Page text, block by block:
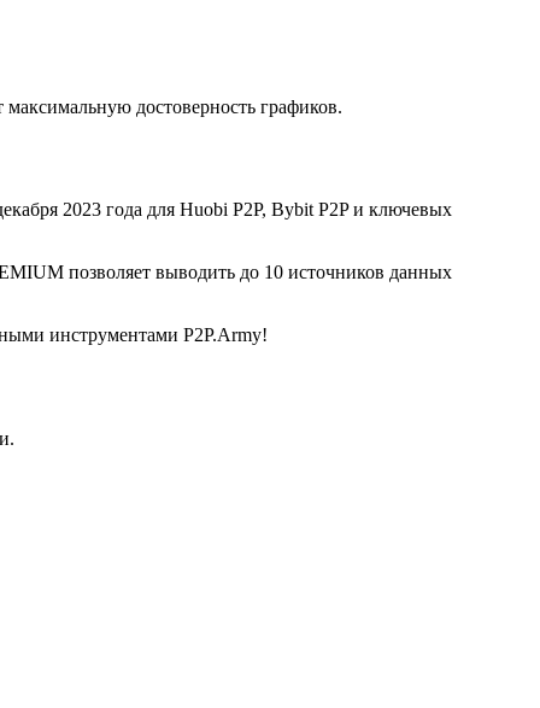
достоверность графиков.
2023 года для Huobi P2P, Bybit P2P и ключевых
позволяет выводить до 10 источников данных
инструментами P2P.Army!